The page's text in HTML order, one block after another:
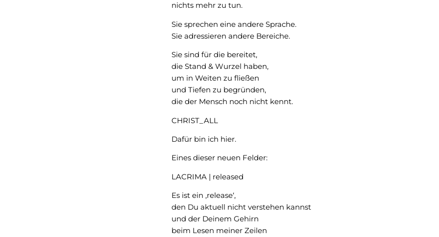
nichts mehr zu tun.
Sie sprechen eine andere Sprache.
Sie adressieren andere Bereiche.
Sie sind für die bereitet,
die Stand & Wurzel haben,
um in Weiten zu fließen
und Tiefen zu begründen,
die der Mensch noch nicht kennt.
CHRIST_ALL
Dafür bin ich hier.
Eines dieser neuen Felder:
LACRIMA | released
Es ist ein ‚release‘,
den Du aktuell nicht verstehen kannst
und der Deinem Gehirn
beim Lesen meiner Zeilen